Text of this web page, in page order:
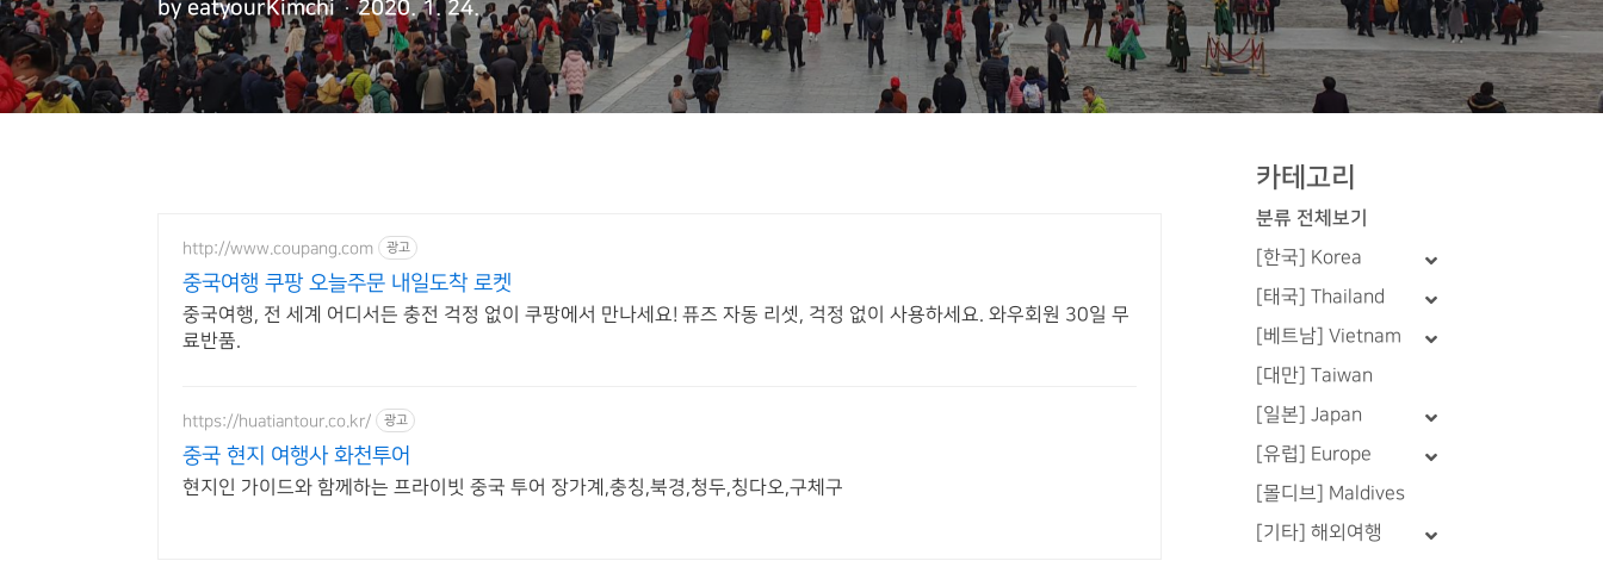
by eatyourKimchi 2020. 1. 24.
http://www.coupang.com 광고
중국여행 쿠팡 오늘주문 내일도착 로켓
중국여행, 전 세계 어디서든 충전 걱정 없이 쿠팡에서 만나세요! 퓨즈 자동 리셋, 걱정 없이 사용하세요. 와우회원 30일 무
료반품.
https://huatiantour.co.kr/ 광고
중국 현지 여행사 화천투어
현지인 가이드와 함께하는 프라이빗 중국 투어 장가계,충칭,북경,청두,칭다오,구체구
카테고리
분류 전체보기
[한국] Korea
[태국] Thailand
[베트남] Vietnam
[대만] Taiwan
[일본] Japan
[유럽] Europe
[몰디브] Maldives
[기타] 해외여행